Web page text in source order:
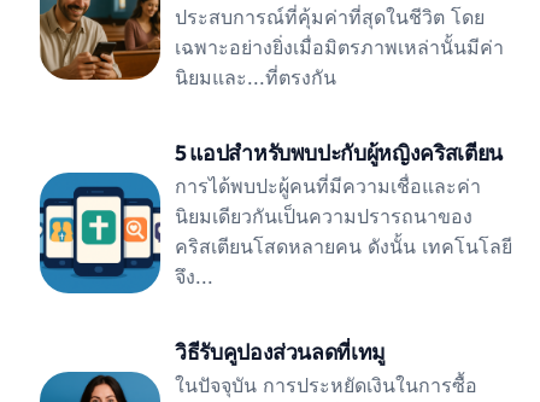
ประสบการณ์ที่คุ้มค่าที่สุดในชีวิต โดย
เฉพาะอย่างยิ่งเมื่อมิตรภาพเหล่านั้นมีค่า
นิยมและ...ที่ตรงกัน
5 แอปสำหรับพบปะกับผู้หญิงคริสเตียน
การได้พบปะผู้คนที่มีความเชื่อและค่า
นิยมเดียวกันเป็นความปรารถนาของ
คริสเตียนโสดหลายคน ดังนั้น เทคโนโลยี
จึง...
วิธีรับคูปองส่วนลดที่เทมู
ในปัจจุบัน การประหยัดเงินในการซื้อ